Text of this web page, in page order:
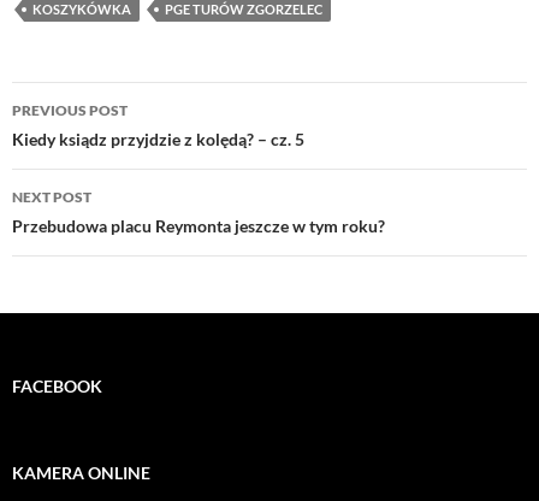
KOSZYKÓWKA PGE TURÓW ZGORZELEC
Post
navigation
PREVIOUS POST
Kiedy ksiądz przyjdzie z kolędą? – cz. 5
NEXT POST
Przebudowa placu Reymonta jeszcze w tym roku?
FACEBOOK
KAMERA ONLINE